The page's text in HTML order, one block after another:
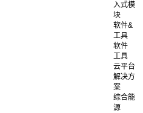
入式模
块
软件&
工具
软件
工具
云平台
解决方
案
综合能
源